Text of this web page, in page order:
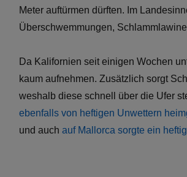
Meter auftürmen dürften. Im
Überschwemmungen,
Da Kalifornien seit einigen Wochen
kaum aufnehmen. Zusätzlich sorgt
weshalb diese schnell über die Ufer
ebenfalls von heftigen Unwettern
und auch auf Mallorca sorgte ein